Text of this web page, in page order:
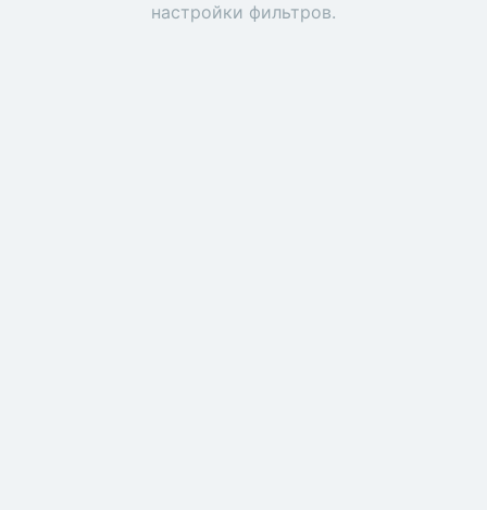
настройки фильтров.